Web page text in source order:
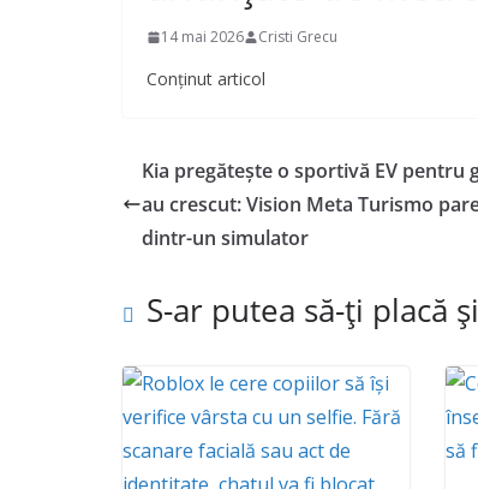
14 mai 2026 Cristi Grecu
Conținut articol
Kia pregătește o sportivă EV pentru
au crescut: Vision Meta Turismo
dintr-un simulator
S-ar putea să-ți placă și